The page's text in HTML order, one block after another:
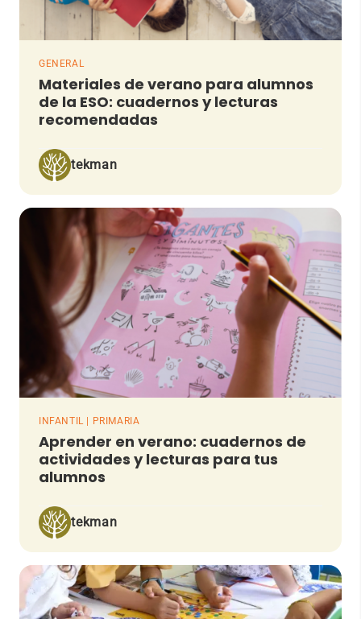
GENERAL
Materiales de verano para alumnos
de la ESO: cuadernos y lecturas
recomendadas
tekman
INFANTIL | PRIMARIA
Aprender en verano: cuadernos de
actividades y lecturas para tus
alumnos
tekman